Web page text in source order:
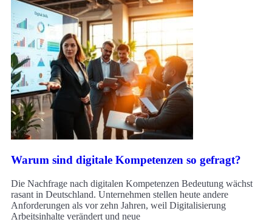
Warum sind digitale Kompetenzen so gefragt?
Die Nachfrage nach digitalen Kompetenzen Bedeutung wächst
rasant in Deutschland. Unternehmen stellen heute andere
Anforderungen als vor zehn Jahren, weil Digitalisierung
Arbeitsinhalte verändert und neue